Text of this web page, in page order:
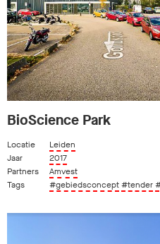
BioScience Park
Locatie
Leiden
Jaar
2017
Partners
Amvest
Tags
#gebiedsconcept#tender